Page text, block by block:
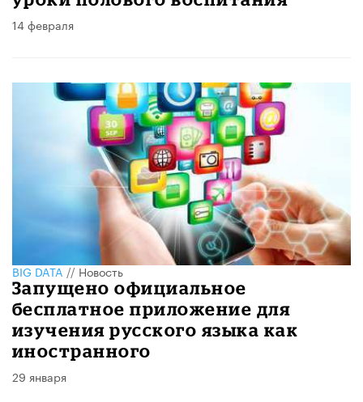
14 февраля
BIG DATA//Новость
Запущено официальное
бесплатное приложение для
изучения русского языка как
иностранного
29 января